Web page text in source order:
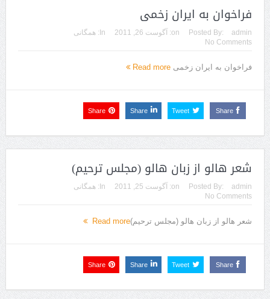
فراخوان به ایران زخمی
Posted By: admin
on: آگوست 26, 2011 In:
همگانی
No Comments
فراخوان به ایران زخمی Read more
Share
Tweet
Share
Share
شعر هالو از زبان هالو ‎(مجلس ترحیم)‎
Posted By: admin
on: آگوست 25, 2011 In:
همگانی
No Comments
شعر هالو از زبان هالو ‎(مجلس ترحیم)‎ Read more
Share
Tweet
Share
Share